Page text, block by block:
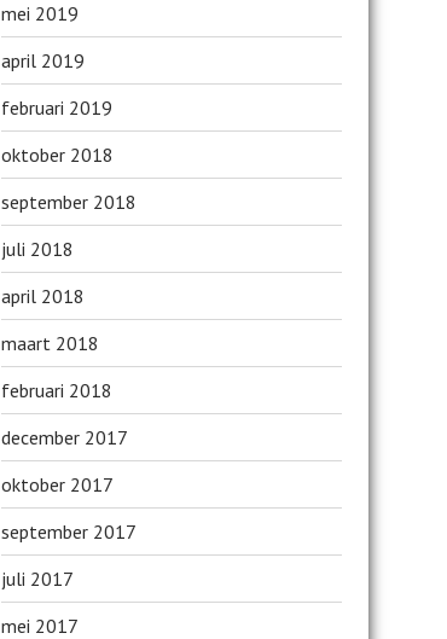
mei 2019
april 2019
februari 2019
oktober 2018
september 2018
juli 2018
april 2018
maart 2018
februari 2018
december 2017
oktober 2017
september 2017
juli 2017
mei 2017